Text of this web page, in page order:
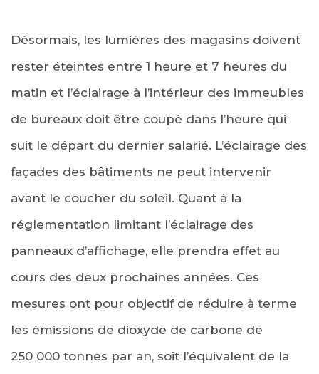
Désormais, les lumières des magasins doivent
rester éteintes entre 1 heure et 7 heures du
matin et l’éclairage à l’intérieur des immeubles
de bureaux doit être coupé dans l’heure qui
suit le départ du dernier salarié. L’éclairage des
façades des bâtiments ne peut intervenir
avant le coucher du soleil. Quant à la
réglementation limitant l’éclairage des
panneaux d’affichage, elle prendra effet au
cours des deux prochaines années. Ces
mesures ont pour objectif de réduire à terme
les émissions de dioxyde de carbone de
250 000 tonnes par an, soit l’équivalent de la